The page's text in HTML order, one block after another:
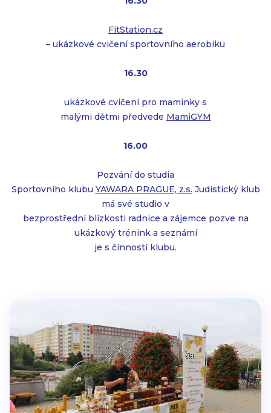
FitStation.cz
– ukázkové cvičení sportovního aerobiku
16.30
ukázkové cvičení pro maminky s
malými dětmi předvede MamiGYM
16.00
Pozvání do studia
Sportovního klubu YAWARA PRAGUE, z.s. Judistický klub
má své studio v
bezprostřední blízkosti radnice a zájemce pozve na
ukázkový trénink a seznámí
je s činností klubu.